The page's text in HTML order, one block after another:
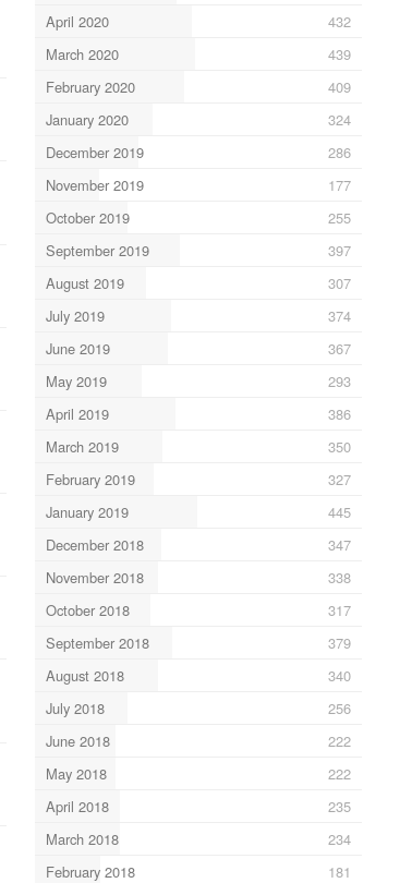
April 2020
432
March 2020
439
February 2020
409
January 2020
324
December 2019
286
November 2019
177
October 2019
255
September 2019
397
August 2019
307
July 2019
374
June 2019
367
May 2019
293
April 2019
386
March 2019
350
February 2019
327
January 2019
445
December 2018
347
November 2018
338
October 2018
317
September 2018
379
August 2018
340
July 2018
256
June 2018
222
May 2018
222
April 2018
235
March 2018
234
February 2018
181